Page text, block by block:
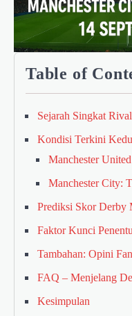
Table of
Sejarah Singkat
Kondisi Terkini
Manchester
Manchester City:
Prediksi Skor Derby
Faktor Kunci
Tambahan: Opini
FAQ – Menjelang
Kesimpulan